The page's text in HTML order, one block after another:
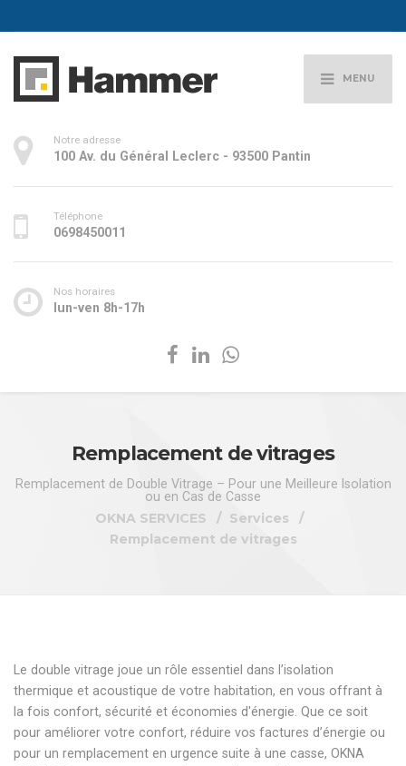
MENU
Notre adresse
100 Av. du Général Leclerc - 93500 Pantin
Téléphone
0698450011
Nos horaires
lun-ven 8h-17h
Remplacement de vitrages
Remplacement de Double Vitrage – Pour une Meilleure Isolation
ou en Cas de Casse
OKNA SERVICES
Services
Remplacement de vitrages
Le double vitrage joue un rôle essentiel dans l’isolation
thermique et acoustique de votre habitation, en vous offrant à
la fois confort, sécurité et économies d'énergie. Que ce soit
pour améliorer votre confort, réduire vos factures d’énergie ou
pour un remplacement en urgence suite à une casse, OKNA